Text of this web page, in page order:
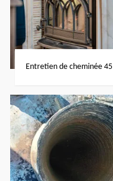
Entretien de cheminée 45